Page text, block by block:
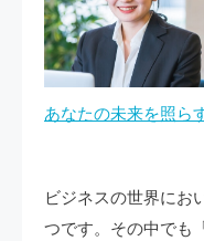
あなたの未来を照ら
ビジネスの世界にお
つです。その中でも